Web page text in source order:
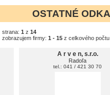
OSTATNÉ
strana: 1 z 14
zobrazujem firmy: 1 - 15 z celkového
A r v e n, s.r.o.
Radoľa
tel.: 041 / 421 30 70